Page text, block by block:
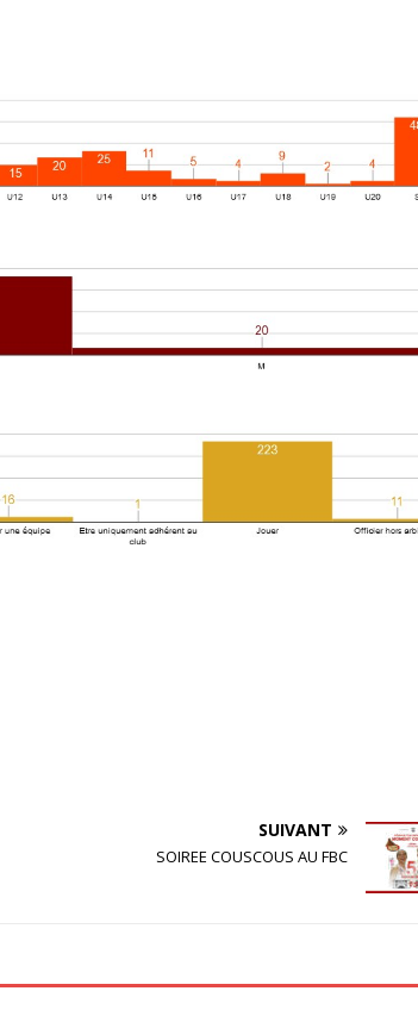
SUIVANT
SOIREE COUSCOUS AU FBC